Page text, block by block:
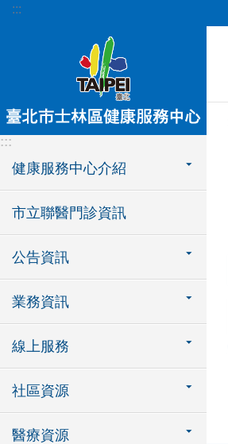
跳到主要內容區塊
:::
:::
健康服務中心介紹
市立聯醫門診資訊
公告資訊
業務資訊
線上服務
社區資源
醫療資源